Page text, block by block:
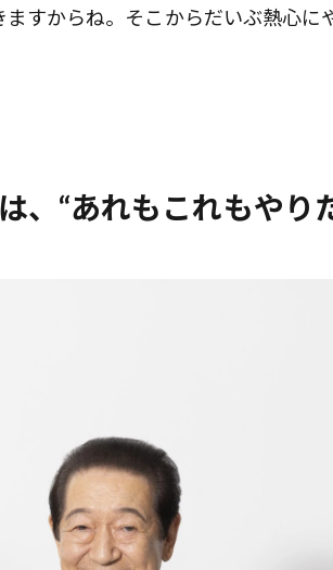
すからね。そこからだいぶ熱心に
、“あれもこれもやり